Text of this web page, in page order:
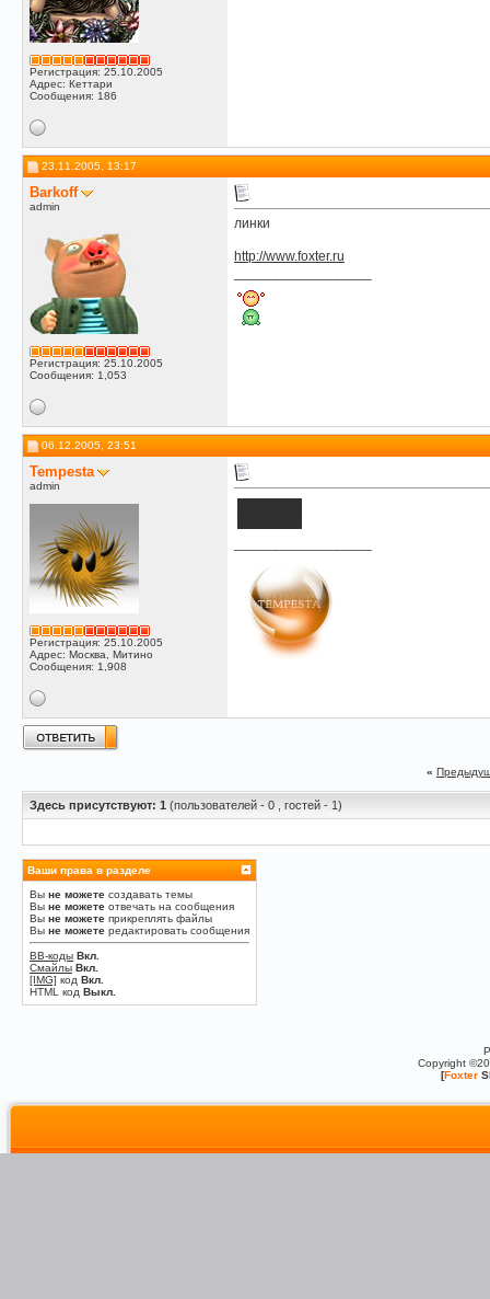
Регистрация: 25.10.2005
Адрес: Кеттари
Сообщения: 186
23.11.2005, 13:17
Barkoff
admin
Регистрация: 25.10.2005
Сообщения: 1,053
линки
http://www.foxter.ru
06.12.2005, 23:51
Tempesta
admin
Регистрация: 25.10.2005
Адрес: Москва, Митино
Сообщения: 1,908
«
Здесь присутствуют: 1 (пользователей - 0 , гостей - 1)
Ваши права в разделе
Вы не можете создавать темы
Вы не можете отвечать на сообщения
Вы не можете прикреплять файлы
Вы не можете редактировать сообщения
BB-коды Вкл.
Смайлы Вкл.
[IMG] код Вкл.
HTML код Выкл.
Copyright
[Foxter